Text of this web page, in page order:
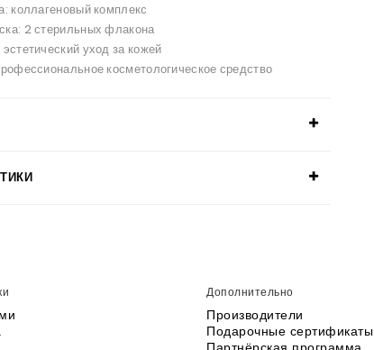
коллагеновый комплекс
2 стерильных флакона
уход за кожей
косметологическое средство
Дополнительно
Производители
Подарочные сертификаты